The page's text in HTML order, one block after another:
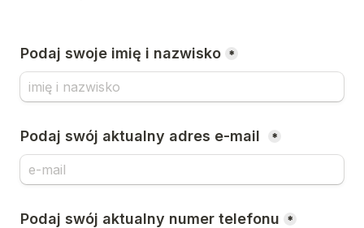
Podaj swoje imię i nazwisko *
Podaj swój aktualny adres e-mail *
Podaj swój aktualny numer telefonu *